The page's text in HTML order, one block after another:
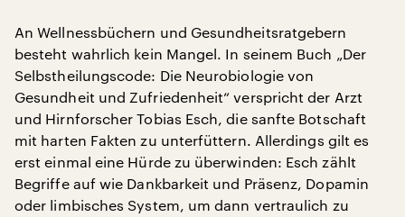
An Wellnessbüchern und Gesundheitsratgebern
besteht wahrlich kein Mangel. In seinem Buch „Der
Selbstheilungscode: Die Neurobiologie von
Gesundheit und Zufriedenheit“ verspricht der Arzt
und Hirnforscher Tobias Esch, die sanfte Botschaft
mit harten Fakten zu unterfüttern. Allerdings gilt es
erst einmal eine Hürde zu überwinden: Esch zählt
Begriffe auf wie Dankbarkeit und Präsenz, Dopamin
oder limbisches System, um dann vertraulich zu